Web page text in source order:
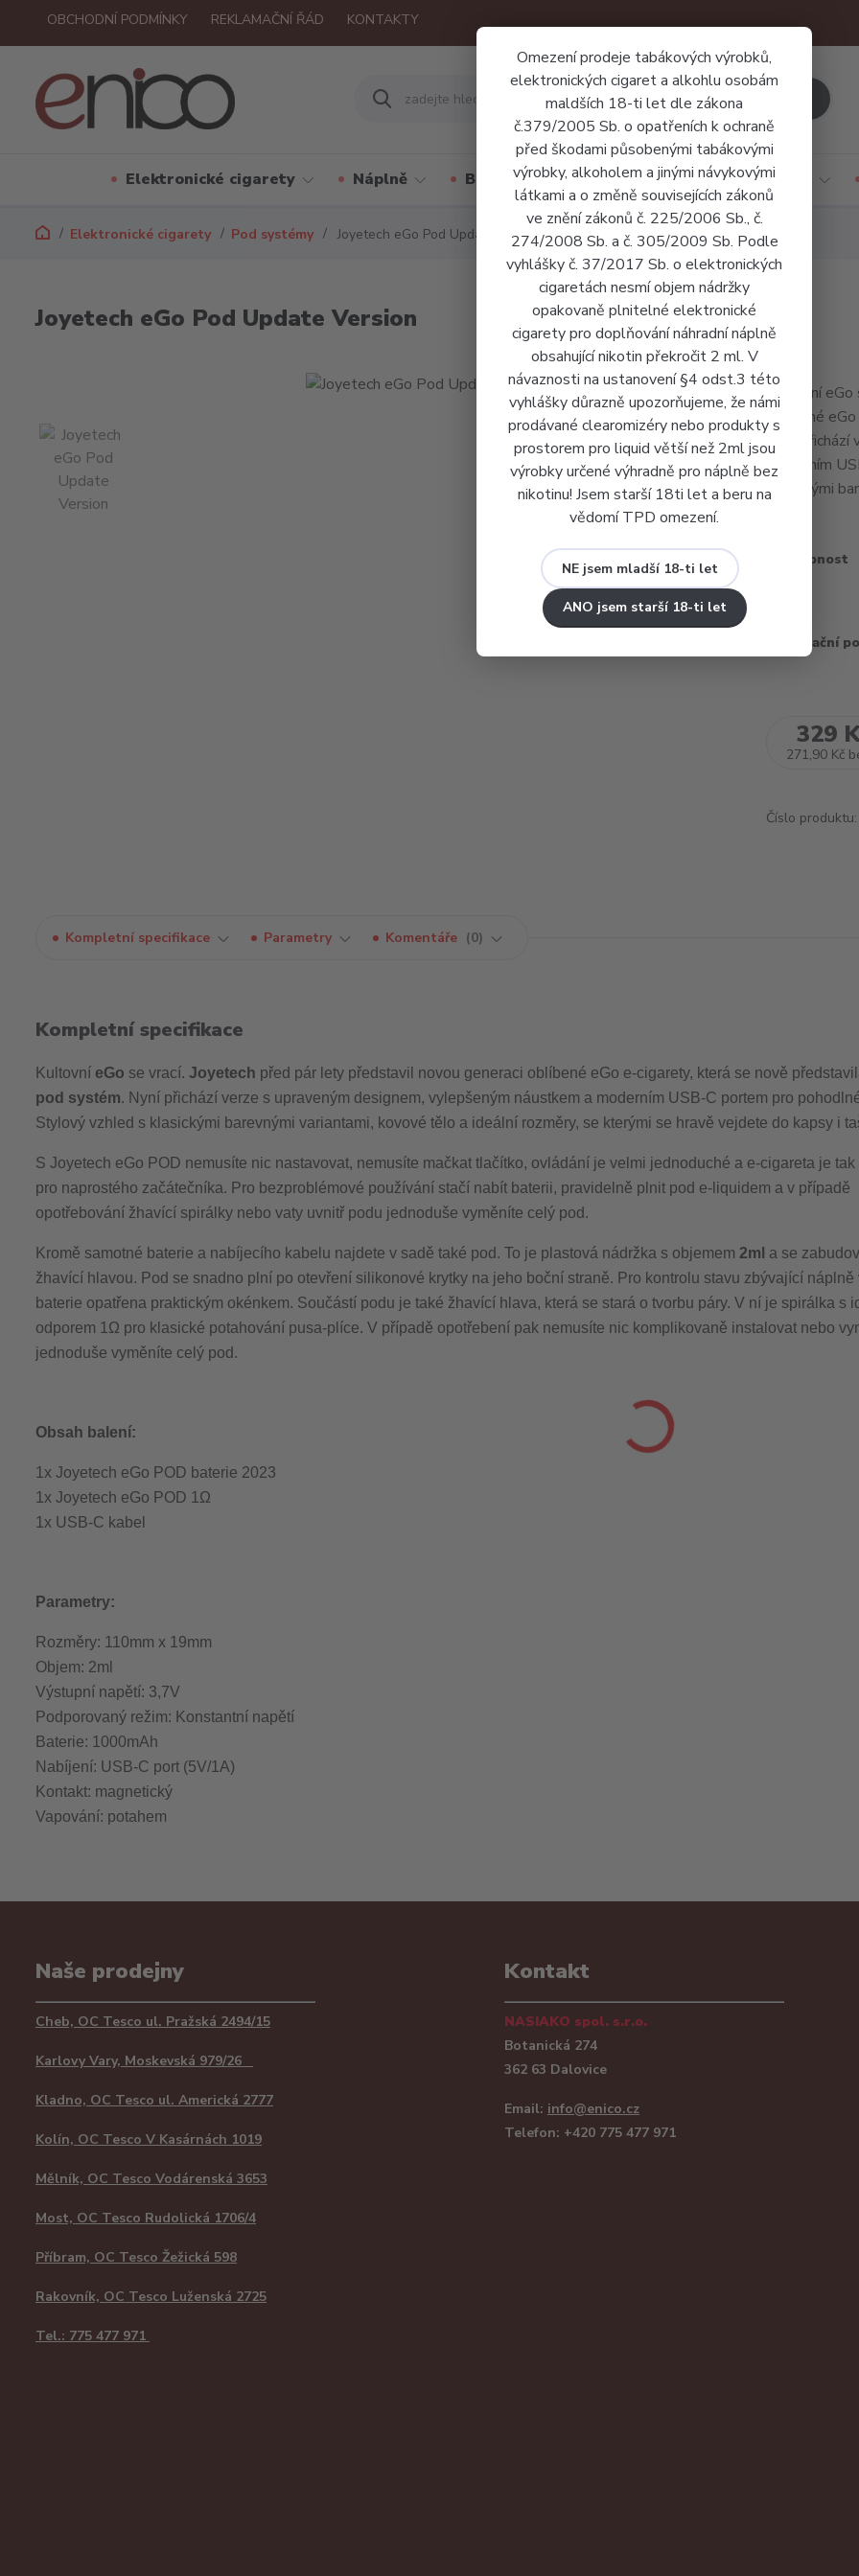
Omezení prodeje tabákových výrobků,
elektronických cigaret a alkohlu osobám
maldších 18-ti let dle zákona
č.379/2005 Sb. o opatřeních k ochraně
před škodami působenými tabákovými
výrobky, alkoholem a jinými návykovými
látkami a o změně souvisejících zákonů
ve znění zákonů č. 225/2006 Sb., č.
274/2008 Sb. a č. 305/2009 Sb. Podle
vyhlášky č. 37/2017 Sb. o elektronických
cigaretách nesmí objem nádržky
opakovaně plnitelné elektronické
cigarety pro doplňování náhradní náplně
obsahující nikotin překročit 2 ml. V
návaznosti na ustanovení §4 odst.3 této
vyhlášky důrazně upozorňujeme, že námi
prodávané clearomizéry nebo produkty s
prostorem pro liquid větší než 2ml jsou
výrobky určené výhradně pro náplně bez
nikotinu! Jsem starší 18ti let a beru na
vědomí TPD omezení.
NE jsem mladší 18-ti let
ANO jsem starší 18-ti let
OBCHODNÍ PODMÍNKY REKLAMAČNÍ ŘÁD KONTAKTY
Elektronické cigarety Náplně Báze a příchutě Jednorázové cigarety
Elektronické cigarety Pod systémy Joyetech eGo Pod Update Version
Joyetech eGo Pod Update Version
Kultovní
oblíbené
Nyní přichází
moderním
klasickými
Dostupnost
Recyklační
329
271,90 Kč
Číslo produktu:
Kompletní specifikace Parametry Komentáře 0
Kompletní specifikace
Kultovní eGo se vrací. Joyetech před pár lety představil novou generaci oblíbené eGo e-cigarety, která se nově
pod systém. Nyní přichází verze s upraveným designem, vylepšeným náustkem a moderním USB-C portem pro
Stylový vzhled s klasickými barevnými variantami, kovové tělo a ideální rozměry, se kterými se hravě vejdete do kapsy i
S Joyetech eGo POD nemusíte nic nastavovat, nemusíte mačkat tlačítko, ovládání je velmi jednoduché a e-cigareta je
pro naprostého začátečníka. Pro bezproblémové používání stačí nabít baterii, pravidelně plnit pod e-liquidem a v případě
opotřebování žhavící spirálky nebo vaty uvnitř podu jednoduše vyměníte celý pod.
Kromě samotné baterie a nabíjecího kabelu najdete v sadě také pod. To je plastová nádržka s objemem 2ml a se
žhavící hlavou. Pod se snadno plní po otevření silikonové krytky na jeho boční straně. Pro kontrolu stavu zbývající náplně
baterie opatřena praktickým okénkem. Součástí podu je také žhavící hlava, která se stará o tvorbu páry. V ní je spirálka s
odporem 1Ω pro klasické potahování pusa-plíce. V případě opotřebení pak nemusíte nic komplikovaně instalovat nebo
jednoduše vyměníte celý pod.
Obsah balení:
1x Joyetech eGo POD baterie 2023
1x Joyetech eGo POD 1Ω
1x USB-C kabel
Parametry:
Rozměry: 110mm x 19mm
Objem: 2ml
Výstupní napětí: 3,7V
Podporovaný režim: Konstantní napětí
Baterie: 1000mAh
Nabíjení: USB-C port (5V/1A)
Kontakt: magnetický
Vapování: potahem
Naše prodejny
Cheb, OC Tesco ul. Pražská 2494/15
Karlovy Vary, Moskevská 979/26
Kladno, OC Tesco ul. Americká 2777
Kolín, OC Tesco V Kasárnách 1019
Mělník, OC Tesco Vodárenská 3653
Most, OC Tesco Rudolická 1706/4
Příbram, OC Tesco Žežická 598
Rakovník, OC Tesco Luženská 2725
Tel.: 775 477 971
Kontakt
NASIAKO spol. s.r.o.
Botanická 274
362 63 Dalovice
Email: info@enico.cz
Telefon: +420 775 477 971